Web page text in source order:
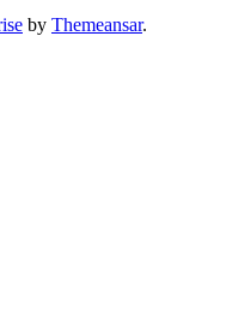
by Themeansar.